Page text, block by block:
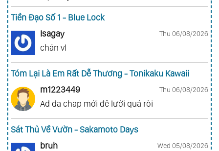
Tiền Đạo Số 1 - Blue Lock
Isagay
Thu 06/08/2026
chán vl
Tóm Lại Là Em Rất Dễ Thương - Tonikaku Kawaii
m1223449
Thu 06/08/2026
Ad da chap mới đê lười quá ròi
Sát Thủ Về Vườn - Sakamoto Days
bruh
Wed 05/08/2026